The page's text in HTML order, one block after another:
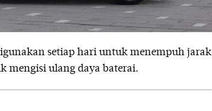
setiap hari untuk menempuh jarak
mengisi ulang daya baterai.